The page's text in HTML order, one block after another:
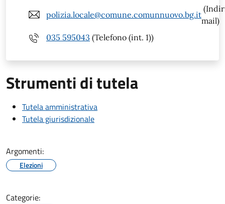
polizia.locale@comune.comunnuovo.bg.it
mail)
035 595043 (Telefono (int. 1))
Strumenti di tutela
Tutela amministrativa
Tutela giurisdizionale
Argomenti:
Elezioni
Categorie: